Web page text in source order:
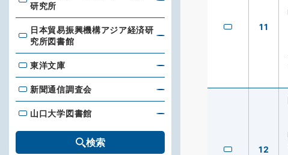
11
12
スタンフォード大学フーヴァー研究所
研究所
日本貿易振興機構アジア経済研究所図書館
日本貿易振興機構アジア経済研
究所図書館
東洋文庫
東洋文庫
新聞通信調査会
新聞通信調査会
山口大学図書館
山口大学図書館
検索